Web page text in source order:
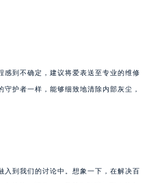
感到不确定，建议将爱表送至专业的维修
护者一样，能够细致地清除内部灰尘，
入到我们的讨论中。想象一下，在解决百